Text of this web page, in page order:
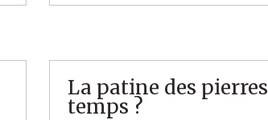
La patine des
temps ?